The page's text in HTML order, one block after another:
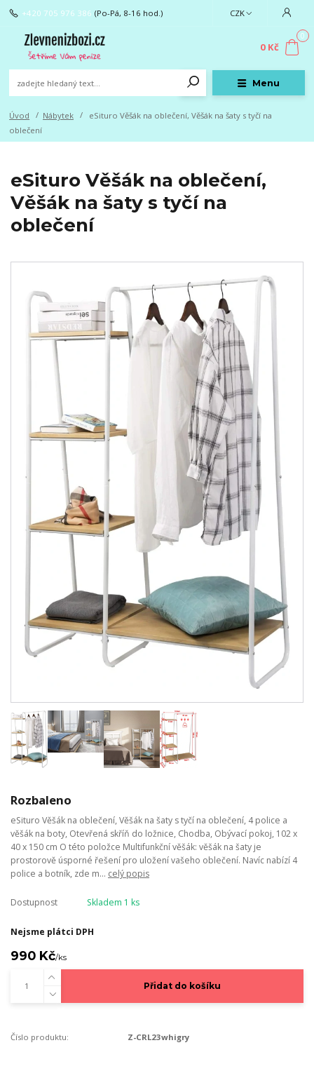
Menu
CZK
+420 705 976 386 (Po-Pá, 8-16 hod.)
0
0 Kč
Úvod Nábytek
eSituro Věšák na oblečení, Věšák na šaty s tyčí na
oblečení
eSituro Věšák na oblečení,
Věšák na šaty s tyčí na
oblečení
Rozbaleno
eSituro Věšák na oblečení, Věšák na šaty s tyčí na oblečení, 4 police a
věšák na boty, Otevřená skříň do ložnice, Chodba, Obývací pokoj, 102 x
40 x 150 cm O této položce Multifunkční věšák: věšák na šaty je
prostorově úsporné řešení pro uložení vašeho oblečení. Navíc nabízí 4
police a botník, zde m... celý popis
Dostupnost Skladem 1 ks
Nejsme plátci DPH
990 Kč/ks
Přidat do košíku
Číslo produktu: Z-CRL23whigry